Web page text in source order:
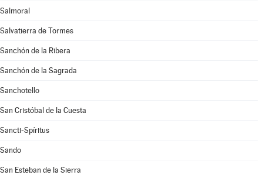
Salmoral
Salvatierra de Tormes
Sanchón de la Ribera
Sanchón de la Sagrada
Sanchotello
San Cristóbal de la Cuesta
Sancti-Spíritus
Sando
San Esteban de la Sierra